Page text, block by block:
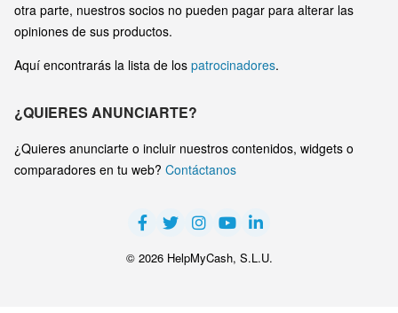
otra parte, nuestros socios no pueden pagar para alterar las
opiniones de sus productos.
Aquí encontrarás la lista de los patrocinadores.
¿QUIERES ANUNCIARTE?
¿Quieres anunciarte o incluir nuestros contenidos, widgets o
comparadores en tu web? Contáctanos
© 2026 HelpMyCash, S.L.U.